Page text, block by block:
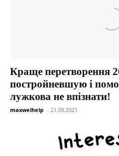
Краще перетворення
постройневшую і
лужкова не впізнати!
maxwelhelp - 21.09.2021